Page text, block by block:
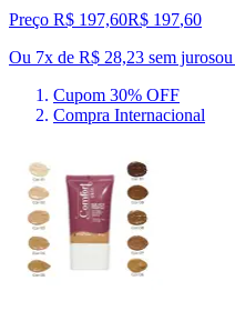
Preço R$ 197,60R$ 197,60
Ou 7x de R$ 28,23 sem jurosou
Cupom 30% OFF
Compra Internacional